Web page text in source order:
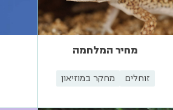
מחיר המלחמה
זוחלים מחקר במוזיאון